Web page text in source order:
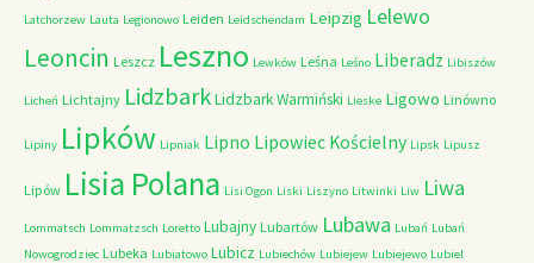
Latchorzew Lauta Legionowo Leiden Leidschendam Leipzig Lelewo
Leoncin Leszcz Leszno Lewków Leśna Leśno Liberadz Libiszów
Licheń Lichtajny LidzbarkLidzbark Warmiński Lieske Ligowo Linówno
Lipiny Lipków Lipniak Lipno Lipowiec Kościelny Lipsk Lipusz
Lipów Lisia Polana Lisi Ogon Liski Liszyno Litwinki Liw Liwa
Lommatsch Lommatzsch Loretto Lubajny Lubartów Lubawa Lubań Lubań
Nowogrodziec Lubeka Lubiatowo Lubicz Lubiechów Lubiejew Lubiejewo Lubiel